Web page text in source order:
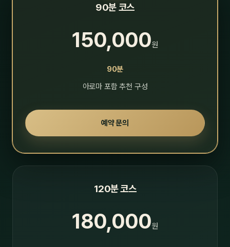
90분 코스
150,000원
90분
아로마 포함 추천 구성
예약 문의
120분 코스
180,000원